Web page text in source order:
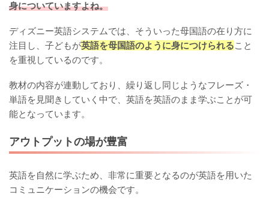
身についていますよね。
ディズニー英語システムでは、そういった母国語の在り方に
注目し、子どもが英語を母国語のように身につけられること
を重視しているのです。
教材の内容が連動しており、繰り返し同じようなフレーズ・
単語を見聞きしていく中で、英語を英語のまま学ぶことが可
能となっています。
アウトプットの場が豊富
英語を自然に学ぶため、非常に重要となるのが英語を用いた
コミュニケーションの機会です。